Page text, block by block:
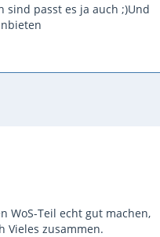
sind passt es ja auch ;)Und
WoS-Teil echt gut machen,
Vieles zusammen.